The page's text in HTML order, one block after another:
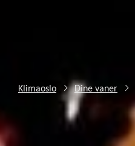
Klimaoslo Dine vaner